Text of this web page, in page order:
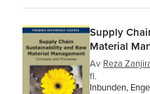
Supply
Material
Av Reza
fl.
Inbunden,